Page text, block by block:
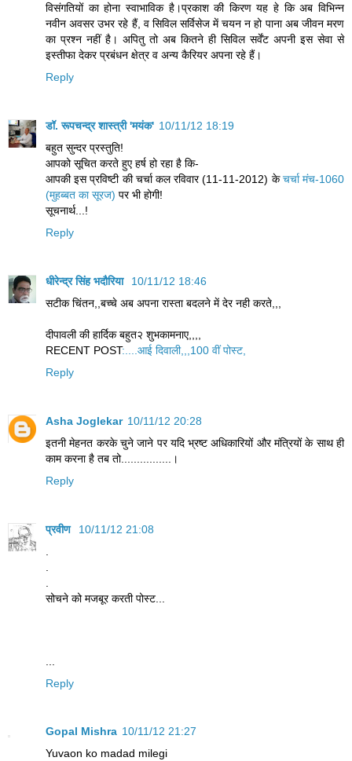
विसंगतियों का होना स्वाभाविक है।प्रकाश की किरण यह हे कि अब विभिन्न
नवीन अवसर उभर रहे हैं, व सिविल सर्विसेज में चयन न हो पाना अब जीवन मरण
का प्रश्न नहीं है। अपितु तो अब कितने ही सिविल सर्वेंट अपनी इस सेवा से
इस्तीफा देकर प्रबंधन क्षेत्र व अन्य कैरियर अपना रहे हैं।
Reply
डॉ. रूपचन्द्र शास्त्री 'मयंक' 10/11/12 18:19
बहुत सुन्दर प्रस्तुति!
आपको सूचित करते हुए हर्ष हो रहा है कि-
आपकी इस प्रविष्टी की चर्चा कल रविवार (11-11-2012) केचर्चा मंच-1060
(मुहब्बत का सूरज) पर भी होगी!
सूचनार्थ...!
Reply
धीरेन्द्र सिंह भदौरिया
10/11/12 18:46
सटीक चिंतन,,बच्चे अब अपना रास्ता बदलने में देर नही करते,,,
दीपावली की हार्दिक बहुत२ शुभकामनाए,,,,
RECENT POST:....आई दिवाली,,,100 वीं पोस्ट,
Reply
Asha Joglekar 10/11/12 20:28
इतनी मेहनत करके चुने जाने पर यदि भ्रष्ट अधिकारियों और मंत्रियों के साथ ही
काम करना है तब तो................।
Reply
प्रवीण
10/11/12 21:08
सोचने को मजबूर करती पोस्ट...
Reply
Gopal Mishra 10/11/12 21:27
Yuvaon ko madad milegi